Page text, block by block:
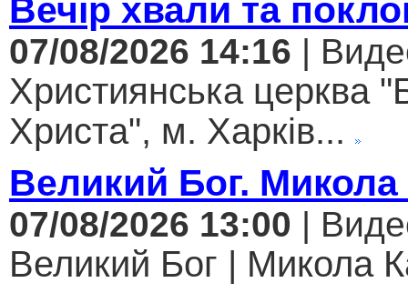
Вечір хвали та
07/08/2026 14:16 |
Християнська церква
Христа", м. Харків...
Великий Бог. Микола
07/08/2026 13:00 |
Великий Бог | Микола